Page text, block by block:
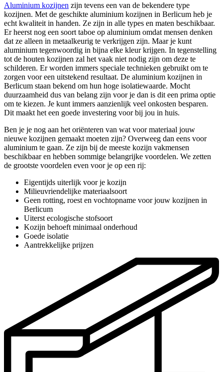
Aluminium kozijnen zijn tevens een van de bekendere type
kozijnen. Met de geschikte aluminium kozijnen in Berlicum heb je
echt kwaliteit in handen. Ze zijn in alle types en maten beschikbaar.
Er heerst nog een soort taboe op aluminium omdat mensen denken
dat ze alleen in metaalkeurig te verkrijgen zijn. Maar je kunt
aluminium tegenwoordig in bijna elke kleur krijgen. In tegenstelling
tot de houten kozijnen zal het vaak niet nodig zijn om deze te
schilderen. Er worden immers speciale technieken gebruikt om te
zorgen voor een uitstekend resultaat. De aluminium kozijnen in
Berlicum staan bekend om hun hoge isolatiewaarde. Mocht
duurzaamheid dus van belang zijn voor je dan is dit een prima optie
om te kiezen. Je kunt immers aanzienlijk veel onkosten besparen.
Dit maakt het een goede investering voor bij jou in huis.
Ben je je nog aan het oriënteren van wat voor materiaal jouw
nieuwe kozijnen gemaakt moeten zijn? Overweeg dan eens voor
aluminium te gaan. Ze zijn bij de meeste kozijn vakmensen
beschikbaar en hebben sommige belangrijke voordelen. We zetten
de grootste voordelen even voor je op een rij:
Eigentijds uiterlijk voor je kozijn
Milieuvriendelijke materiaalsoort
Geen rotting, roest en vochtopname voor jouw kozijnen in
Berlicum
Uiterst ecologische stofsoort
Kozijn behoeft minimaal onderhoud
Goede isolatie
Aantrekkelijke prijzen